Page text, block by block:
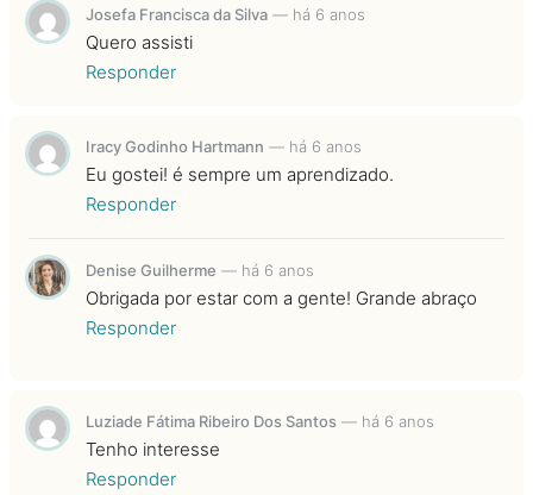
Josefa Francisca da Silva — há 6 anos
Quero assisti
Responder
Iracy Godinho Hartmann — há 6 anos
Eu gostei! é sempre um aprendizado.
Responder
Denise Guilherme — há 6 anos
Obrigada por estar com a gente! Grande abraço
Responder
Luziade Fátima Ribeiro Dos Santos — há 6 anos
Tenho interesse
Responder